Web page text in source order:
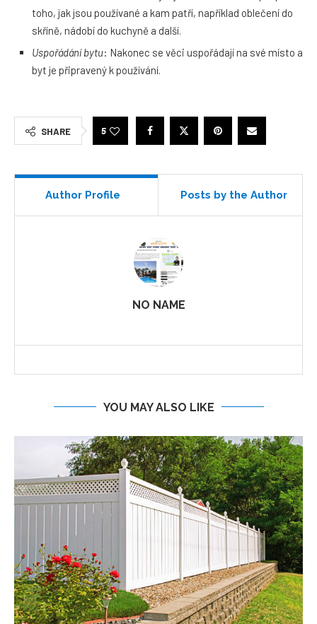
toho, jak jsou používané a kam patří, například oblečení do
skříně, nádobí do kuchyně a další.
Uspořádání bytu: Nakonec se věci uspořádají na své místo a
byt je připravený k používání.
SHARE 5
Author Profile Posts by the Author
NO NAME
YOU MAY ALSO LIKE